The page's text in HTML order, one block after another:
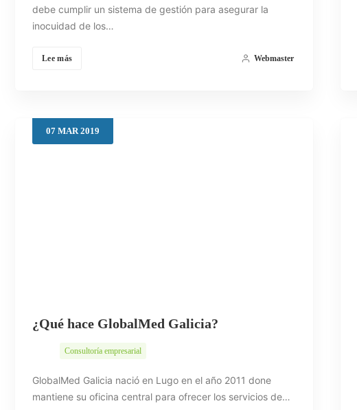
debe cumplir un sistema de gestión para asegurar la
inocuidad de los…
Lee más Webmaster
07 MAR2019
¿Qué hace GlobalMed Galicia?
Consultoría empresarial
GlobalMed Galicia nació en Lugo en el año 2011 done
mantiene su oficina central para ofrecer los servicios de…